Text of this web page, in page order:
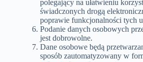
polegający na ułatwieniu
świadczonych drogą
poprawie funkcjonalności tych
Podanie danych osobowych
jest dobrowolne.
Dane osobowe będą
sposób zautomatyzowany w